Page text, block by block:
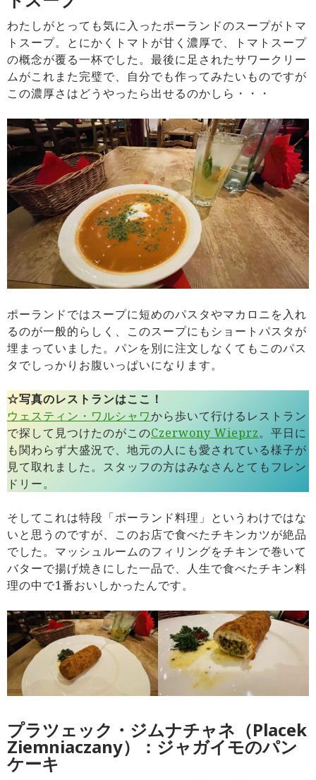
わたしがとっても気に入ったポーランドのスープがトマ
トスープ。とにかくトマトが甘く濃厚で、トマトスープ
の概念が覆る一杯でした。最後に足されたサワークリー
ムがこれまた完璧で、自分でも作ってみたいものですが
この濃厚さはどうやったら出せるのかしら・・・
ポーランドではスープに短めのパスタやマカロニを入れ
るのが一般的らしく、このスープにもショートパスタが
埋まっていました。パンを別に注文しなくてもこのパス
タでしっかりお腹いっぱいになります。
☆写真のレストランはここ！
ウェスティン・ワルシャワから歩いて行けるレストラン
で探して見つけたのがこのCzerwony Wieprz。平日に
も関わらず大盛況で、地元の人にも愛されている様子が
見て取れました。スタッフの方はみなさんとてもフレン
ドリー。
そしてこれは特段「ポーランド料理」というわけではな
いと思うのですが、このお店で食べたチキンカツが絶品
でした。マッシュルームのフィリングをチキンで巻いて
バターで揚げ焼きにした一品で、人生で食べたチキン料
理の中で1番おいしかったんです。
プラツェック・ジムナチャネ（Placek
Ziemniaczany）：ジャガイモのパン
ケーキ